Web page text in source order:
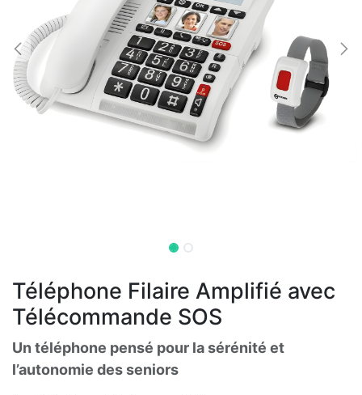
Téléphone Filaire Amplifié avec
Télécommande SOS
Un téléphone pensé pour la sérénité et
l’autonomie des seniors